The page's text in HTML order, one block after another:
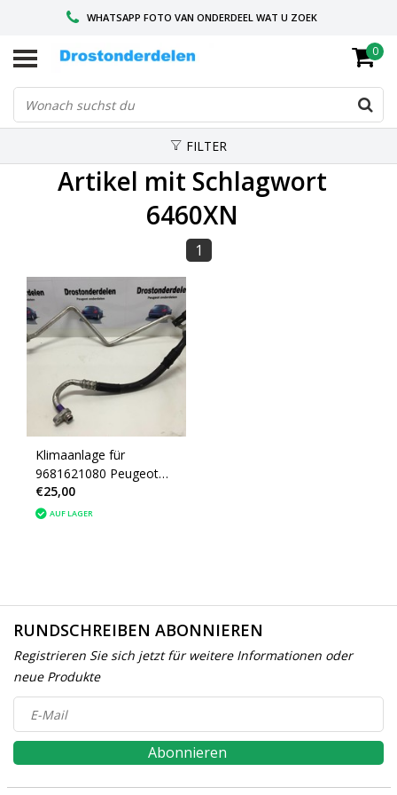
WHATSAPP FOTO VAN ONDERDEEL WAT U ZOEK
VOOR 16.00 BESTELD, VANDAAG VERZONDEN
GESPECIALISEERD PEUGEOT
0
FILTER
Artikel mit Schlagwort
6460XN
1
Klimaanlage für
9681621080 Peugeot
207 (6460XN)
€25,00
AUF LAGER
RUNDSCHREIBEN ABONNIEREN
Registrieren Sie sich jetzt für weitere Informationen oder
neue Produkte
Abonnieren